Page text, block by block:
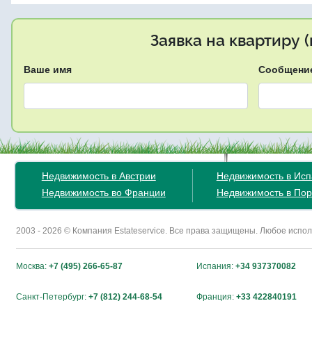
Заявка на квартиру
Ваше имя
Недвижимость в Австрии
Недвижимость во Франции
Недвижимость в
Недвижимость в
2003 - 2026 © Компания Estateservice. Все права защищены. Любое
Москва: +7 (495) 266-65-87 Испания: +34 937370082
Санкт-Петербург: +7 (812) 244-68-54 Франция: +33 422840191